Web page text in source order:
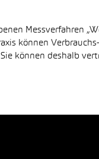
Messverfahren
können
können deshalb